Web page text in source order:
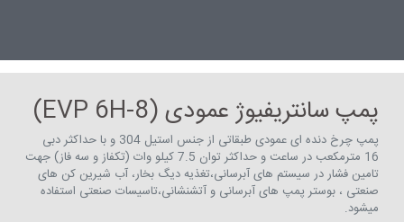
پمپ سانتریفیوژ عمودی (EVP 6H-8)
پمپ چرخ دنده ای عمودی طبقاتی از جنس استیل 304 و با حداکثر دبی
16 مترمکعب در ساعت و حداکثر توان 7.5 کیلو وات (تکفاز و سه فاز) جهت
تامین فشار در سیستم های آبرسانی،تغذیه دیگ بخار، آب شیرین کن های
صنعتی ، بوستر پمپ های آبرسانی و آتشنشانی،تاسیسات صنعتی استفاده
میشود.